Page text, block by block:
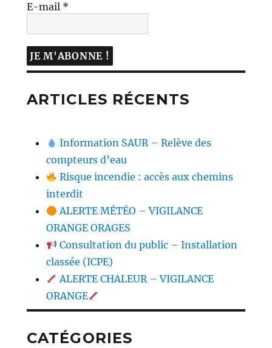
E-mail *
ARTICLES RÉCENTS
Information SAUR – Relève des
compteurs d’eau
Risque incendie : accès aux chemins
interdit
ALERTE MÉTÉO – VIGILANCE
ORANGE ORAGES
Consultation du public – Installation
classée (ICPE)
ALERTE CHALEUR – VIGILANCE
ORANGE
CATÉGORIES